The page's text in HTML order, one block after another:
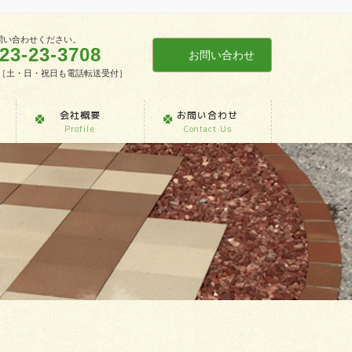
合わせください。
23-3708
土・日・祝日も電話転送受付］
お問い合わせ
会社概要
Profile
お問い合わせ
Contact Us